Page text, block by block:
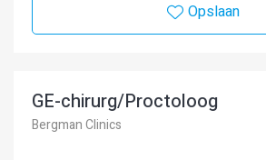
Opslaan
GE-chirurg/Proctoloog
Bergman Clinics